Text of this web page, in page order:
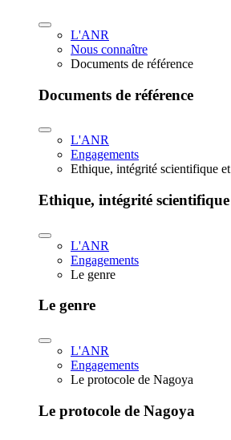
L'ANR
Nous connaître
Documents de référence
Documents de référence
L'ANR
Engagements
Ethique, intégrité scientifique
Ethique, intégrité
L'ANR
Engagements
Le genre
Le genre
L'ANR
Engagements
Le protocole de Nagoya
Le protocole de Nagoya